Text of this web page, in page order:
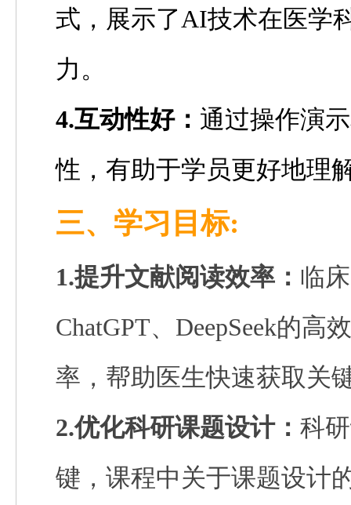
式，展示了AI技术在医学
力。
4.互动性好： 通过操作演
性，有助于学员更好地理
三、学习目标:
1.提升文献阅读效率： 临
ChatGPT、DeepSeek的高
率，帮助医生快速获取关
2.优化科研课题设计： 科
键，课程中关于课题设计